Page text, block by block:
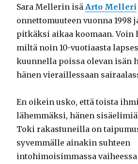
Sara Mellerin isäArto Melleri
onnettomuuteen vuonna 1998
pitkäksi aikaa koomaan. Voin
miltä noin 10-vuotiaasta
kuunnella poissa olevan isän
hänen vieraillessaan
En oikein usko, että toista
lähemmäksi, hänen
Toki rakastuneilla on
syvemmälle ainakin suhteen
intohimoisimmassa